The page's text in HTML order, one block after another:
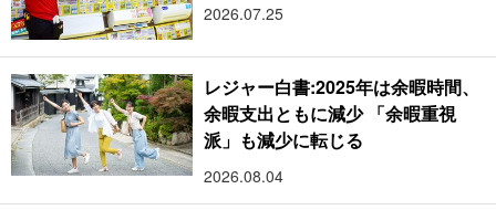
2026.07.25
レジャー白書:2025年は余暇時間、
余暇支出ともに減少 「余暇重視
派」も減少に転じる
2026.08.04